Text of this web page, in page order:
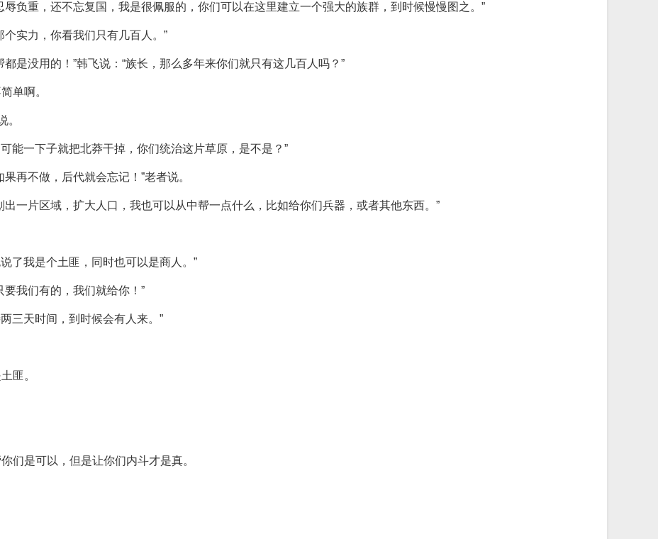
负重，还不忘复国，我是很佩服的，你们可以在这里建立一个强大的族群，到时候慢慢图之。”
实力，你看我们只有几百人。”
是没用的！”韩飞说：“族长，那么多年来你们就只有这几百人吗？”
单啊。
。
能一下子就把北莽干掉，你们统治这片草原，是不是？”
再不做，后代就会忘记！”老者说。
一片区域，扩大人口，我也可以从中帮一点什么，比如给你们兵器，或者其他东西。”
了我是个土匪，同时也可以是商人。”
我们有的，我们就给你！”
三天时间，到时候会有人来。”
匪。
们是可以，但是让你们内斗才是真。